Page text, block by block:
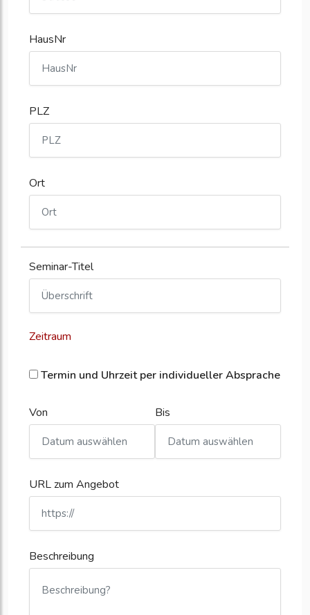
HausNr
PLZ
Ort
Seminar-Titel
Zeitraum
Termin und Uhrzeit per individueller Absprache
Von Bis
URL zum Angebot
Beschreibung